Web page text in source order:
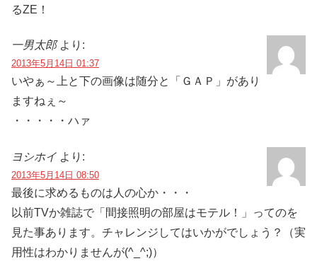
るZE！
一男太郎 より:
2013年5月14日 01:37
いやぁ～上と下の画像は随分と「ＧＡＰ」があり
ますねぇ～
・・・・・ハァ
ヨシホイ より:
2013年5月14日 08:50
最後に求めるものは人の心か・・・
以前TVか雑誌で「間接照明の部屋はモテル！」ってのを
見た事あります。チャレンジしてはいかがでしょう？（実
用性はわかりませんが(^_^;)）